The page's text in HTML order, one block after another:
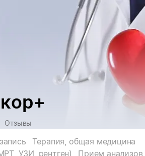
Отзывы
Терапия, общая медицина
УЗИ, рентген)
Прием анализов